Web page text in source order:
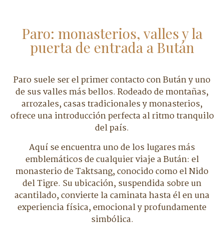
Paro: monasterios, valles y la
puerta de entrada a Bután
Paro suele ser el primer contacto con Bután y uno
de sus valles más bellos. Rodeado de montañas,
arrozales, casas tradicionales y monasterios,
ofrece una introducción perfecta al ritmo tranquilo
del país.
Aquí se encuentra uno de los lugares más
emblemáticos de cualquier viaje a Bután: el
monasterio de Taktsang, conocido como el Nido
del Tigre. Su ubicación, suspendida sobre un
acantilado, convierte la caminata hasta él en una
experiencia física, emocional y profundamente
simbólica.